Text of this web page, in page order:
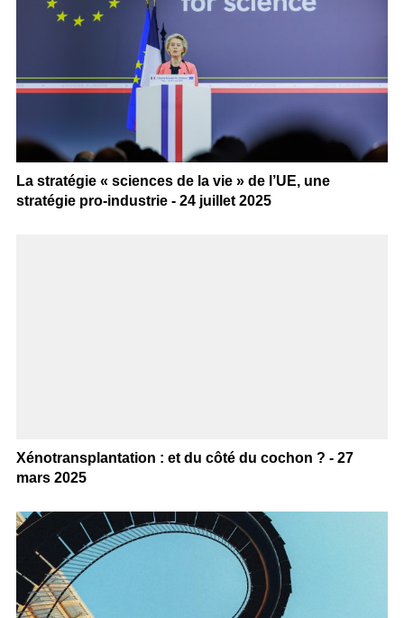
La stratégie « sciences de la vie » de l’UE, une
stratégie pro-industrie - 24 juillet 2025
Xénotransplantation : et du côté du cochon ? - 27
mars 2025